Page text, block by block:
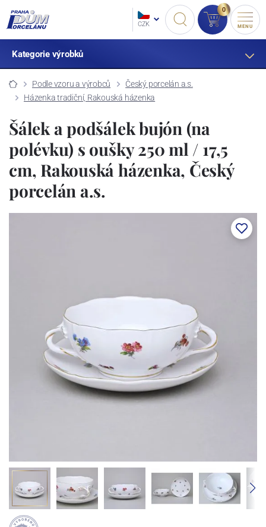
CZK
0
MENU
Kategorie výrobků
Podle vzoru a výrobců
Český porcelán a.s.
Házenka tradiční, Rakouská házenka
Šálek a podšálek bujón (na
polévku) s oušky 250 ml / 17,5
cm, Rakouská házenka, Český
porcelán a.s.